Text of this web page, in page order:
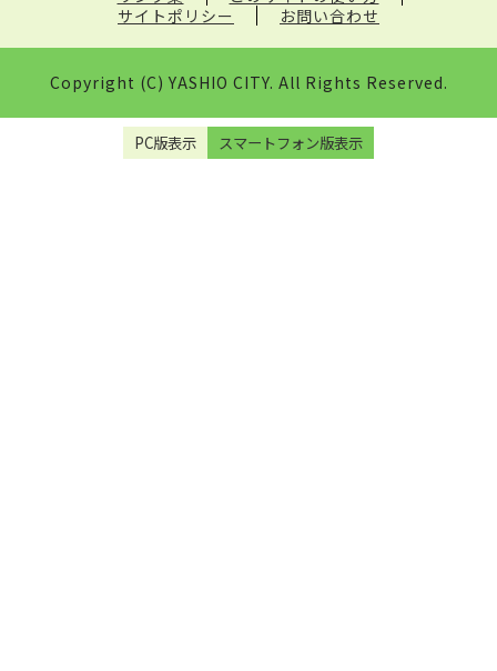
サイトポリシー
お問い合わせ
Copyright (C) YASHIO CITY. All Rights Reserved.
PC版表示 スマートフォン版表示